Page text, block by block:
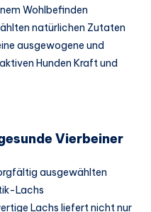
Wohlbefinden
natürlichen Zutaten
ausgewogene und
Hunden Kraft und
Vierbeiner
ausgewählten
Lachs
Lachs liefert nicht nur